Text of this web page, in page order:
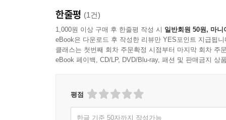
한줄평 (1건)
1,000원 이상 구매 후 한줄평 작성 시 일반회원 50원, 마니
eBook은 다운로드 후 작성한 리뷰만 YES포인트 지급됩니
클래스는 첫번째 회차 주문확정 시점부터 마지막 회차 주
eBook 페이백, CD/LP, DVD/Blu-ray, 패션 및 판매금지 상
평점
한글 기준 50자까지 작성가능